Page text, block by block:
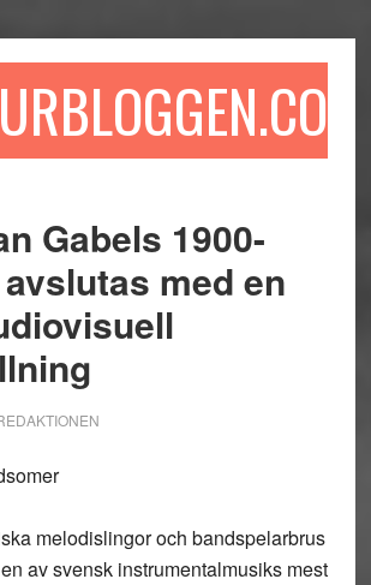
Gabels 1900-
med en
melodislingor och bandspelarbrus
av svensk instrumentalmusiks mest